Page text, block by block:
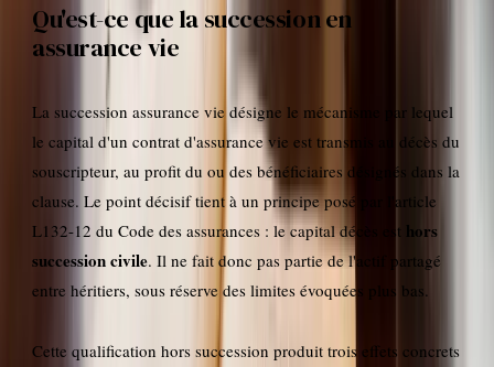
Qu'est-ce que la succession en
assurance vie
La succession assurance vie désigne le mécanisme par lequel
le capital d'un contrat d'assurance vie est transmis au décès du
souscripteur, au profit du ou des bénéficiaires désignés dans la
clause. Le point décisif tient à un principe posé par l'article
L132-12 du Code des assurances : le capital décès est hors
succession civile. Il ne fait donc pas partie de l'actif partagé
entre héritiers, sous réserve des limites évoquées plus bas.
Cette qualification hors succession produit trois effets concrets